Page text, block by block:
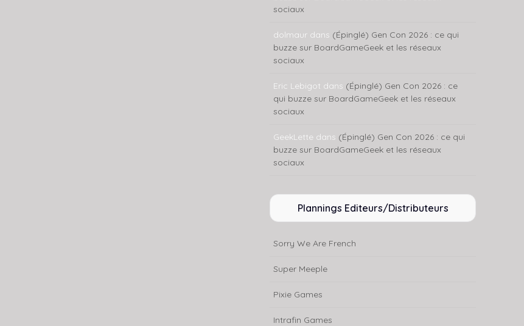
sociaux
dolmaur dans (Épinglé) Gen Con 2026 : ce qui
buzze sur BoardGameGeek et les réseaux
sociaux
Eric Lebigot dans (Épinglé) Gen Con 2026 : ce
qui buzze sur BoardGameGeek et les réseaux
sociaux
GeekLette dans (Épinglé) Gen Con 2026 : ce qui
buzze sur BoardGameGeek et les réseaux
sociaux
Plannings Editeurs/Distributeurs
Sorry We Are French
Super Meeple
Pixie Games
Intrafin Games